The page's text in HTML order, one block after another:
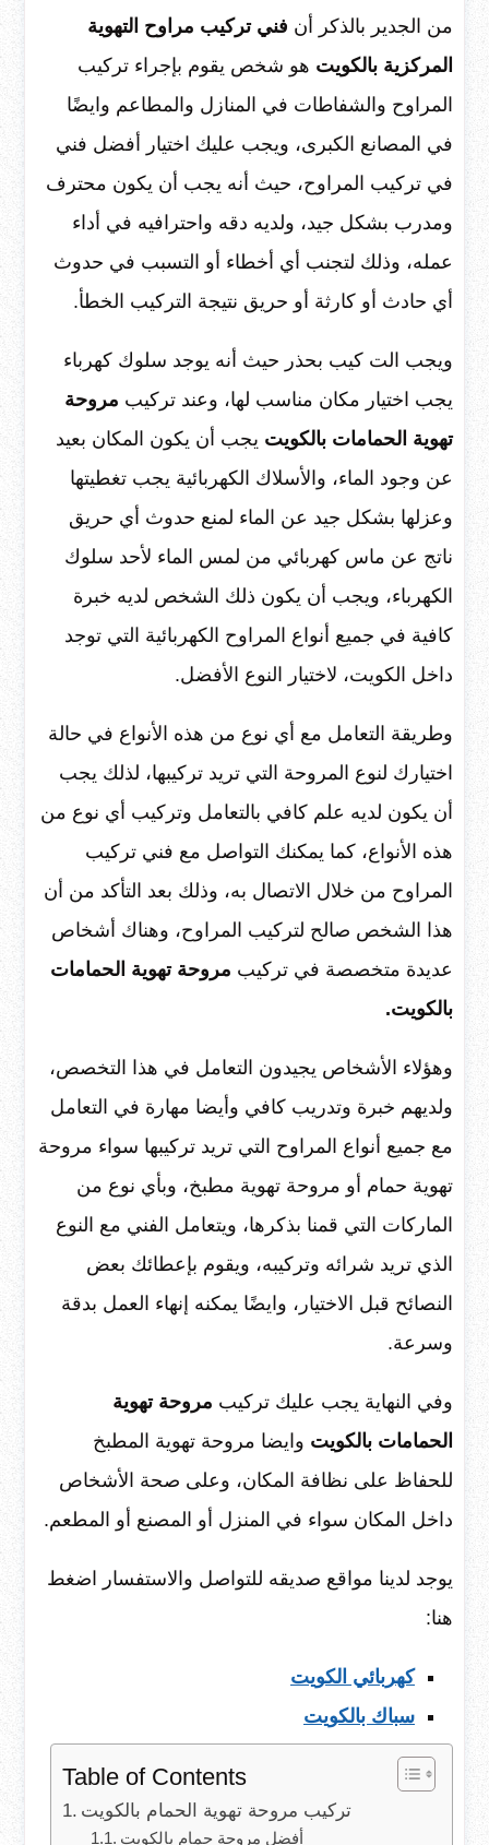
من الجدير بالذكر أن فني تركيب مراوح التهوية
المركزية بالكويت هو شخص يقوم بإجراء تركيب
المراوح والشفاطات في المنازل والمطاعم وايضًا
في المصانع الكبرى، ويجب عليك اختيار أفضل فني
في تركيب المراوح، حيث أنه يجب أن يكون محترف
ومدرب بشكل جيد، ولديه دقه واحترافيه في أداء
عمله، وذلك لتجنب أي أخطاء أو التسبب في حدوث
أي حادث أو كارثة أو حريق نتيجة التركيب الخطأ.
ويجب الت كيب بحذر حيث أنه يوجد سلوك كهرباء
يجب اختيار مكان مناسب لها، وعند تركيب مروحة
تهوية الحمامات بالكويت يجب أن يكون المكان بعيد
عن وجود الماء، والأسلاك الكهربائية يجب تغطيتها
وعزلها بشكل جيد عن الماء لمنع حدوث أي حريق
ناتج عن ماس كهربائي من لمس الماء لأحد سلوك
الكهرباء، ويجب أن يكون ذلك الشخص لديه خبرة
كافية في جميع أنواع المراوح الكهربائية التي توجد
داخل الكويت، لاختيار النوع الأفضل.
وطريقة التعامل مع أي نوع من هذه الأنواع في حالة
اختيارك لنوع المروحة التي تريد تركيبها، لذلك يجب
أن يكون لديه علم كافي بالتعامل وتركيب أي نوع من
هذه الأنواع، كما يمكنك التواصل مع فني تركيب
المراوح من خلال الاتصال به، وذلك بعد التأكد من أن
هذا الشخص صالح لتركيب المراوح، وهناك أشخاص
عديدة متخصصة في تركيب مروحة تهوية الحمامات
بالكويت.
وهؤلاء الأشخاص يجيدون التعامل في هذا التخصص،
ولديهم خبرة وتدريب كافي وأيضا مهارة في التعامل
مع جميع أنواع المراوح التي تريد تركيبها سواء مروحة
تهوية حمام أو مروحة تهوية مطبخ، وبأي نوع من
الماركات التي قمنا بذكرها، ويتعامل الفني مع النوع
الذي تريد شرائه وتركيبه، ويقوم بإعطائك بعض
النصائح قبل الاختيار، وايضًا يمكنه إنهاء العمل بدقة
وسرعة.
وفي النهاية يجب عليك تركيب مروحة تهوية
الحمامات بالكويت وايضا مروحة تهوية المطبخ
للحفاظ على نظافة المكان، وعلى صحة الأشخاص
داخل المكان سواء في المنزل أو المصنع أو المطعم.
يوجد لدينا مواقع صديقه للتواصل والاستفسار اضغط
هنا:
كهربائي الكويت
سباك بالكويت
Table of Contents